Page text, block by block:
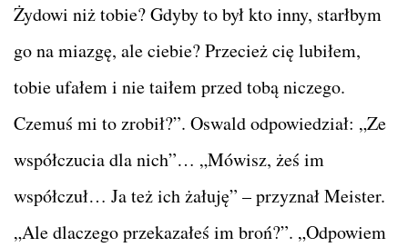
Żydowi niż tobie? Gdyby to był kto inny, starłbym
go na miazgę, ale ciebie? Przecież cię lubiłem,
tobie ufałem i nie taiłem przed tobą niczego.
Czemuś mi to zrobił?”. Oswald odpowiedział: „Ze
współczucia dla nich”… „Mówisz, żeś im
współczuł… Ja też ich żałuję” – przyznał Meister.
„Ale dlaczego przekazałeś im broń?”. „Odpowiem